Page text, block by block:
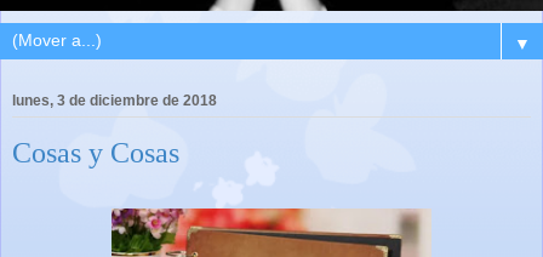
▼
lunes, 3 de diciembre de 2018
Cosas y Cosas